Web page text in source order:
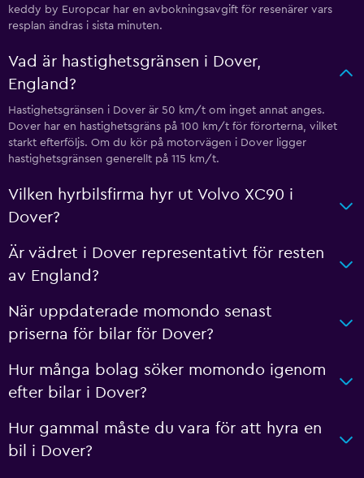
keddy by Europcar har en avbokningsavgift för resenärer vars
resplan ändras i sista minuten.
Vad är hastighetsgränsen i Dover,
England?
Hastighetsgränsen i Dover är 50 km/t om inget annat anges.
Dover har en hastighetsgräns på 100 km/t för förorterna, vilket
starkt efterföljs. Om du kör på motorvägen i Dover ligger
hastighetsgränsen generellt på 115 km/t.
Vilken hyrbilsfirma hyr ut Volvo XC90 i
Dover?
Är vädret i Dover representativt för resten
av England?
När uppdaterade momondo senast
priserna för bilar för Dover?
Hur många bolag söker momondo igenom
efter bilar i Dover?
Hur gammal måste du vara för att hyra en
bil i Dover?